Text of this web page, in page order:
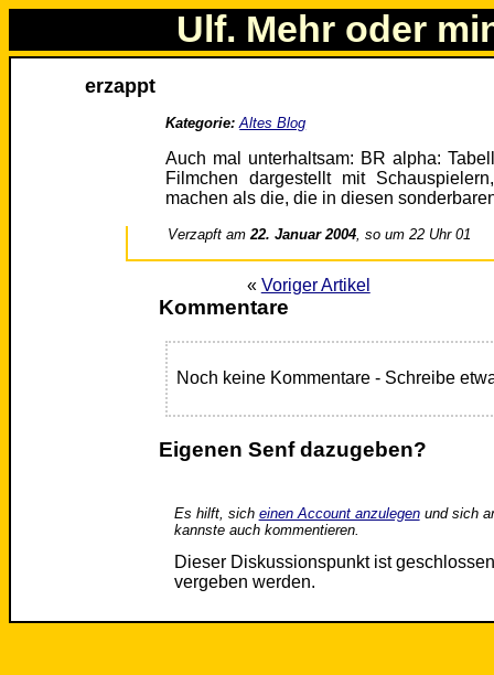
Ulf. Mehr oder
erzappt
Kategorie: Altes Blog
Auch mal unterhaltsam: BR alpha:
Filmchen dargestellt mit
machen als die, die in diesen
Verzapft am22. Januar 2004, so um 22 Uhr 01
« Voriger Artikel
Kommentare
Noch keine Kommentare - Schreibe
Eigenen Senf dazugeben?
Es hilft, sich einen Account anzulegenund sich
kannste auch kommentieren.
Dieser Diskussionspunkt ist
vergeben werden.